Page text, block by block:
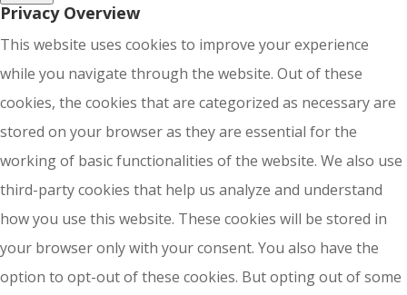
Privacy Overview
This website uses cookies to improve your experience
while you navigate through the website. Out of these
cookies, the cookies that are categorized as necessary are
stored on your browser as they are essential for the
working of basic functionalities of the website. We also use
third-party cookies that help us analyze and understand
how you use this website. These cookies will be stored in
your browser only with your consent. You also have the
option to opt-out of these cookies. But opting out of some